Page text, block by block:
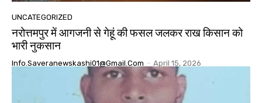
UNCATEGORIZED
नरोत्तमपुर में आगजनी से गेहूं की फसल जलकर राख किसान को
भारी नुकसान
Info.saveranewskashi01@gmail.com - April 15, 2026